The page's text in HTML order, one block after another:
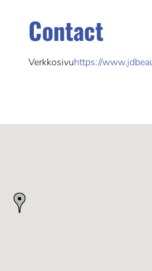
Contact
Verkkosivuhttps://